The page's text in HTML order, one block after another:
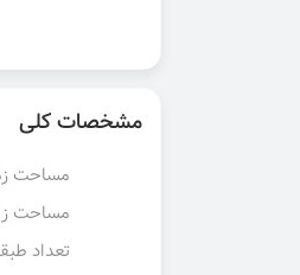
مشخصات کلی
مساحت
مساحت
تعداد